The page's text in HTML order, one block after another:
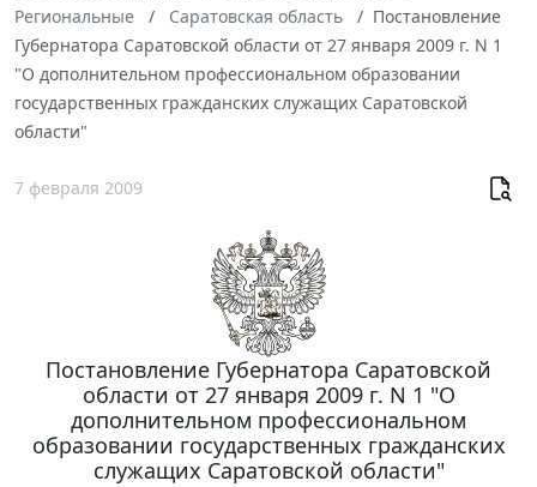
Региональные
Саратовская область
Постановление
Губернатора Саратовской области от 27 января 2009 г. N 1
"О дополнительном профессиональном образовании
государственных гражданских служащих Саратовской
области"
7 февраля 2009
Постановление Губернатора Саратовской
области от 27 января 2009 г. N 1 "О
дополнительном профессиональном
образовании государственных гражданских
служащих Саратовской области"